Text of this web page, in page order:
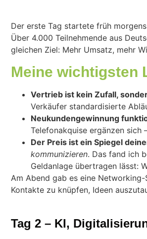
Der erste Tag startete früh
Über 4.000 Teilnehmende aus
gleichen Ziel: Mehr Umsatz, mehr
Meine wichtigsten
Vertrieb ist kein Zufall,
Verkäufer standardisierte
Neukundengewinnung
Telefonakquise ergänzen sich
Der Preis ist ein Spiegel
kommunizieren. Das fand ich
Geldanlage übertragen lässt:
Am Abend gab es eine
Kontakte zu knüpfen, Ideen
Tag 2 – KI,